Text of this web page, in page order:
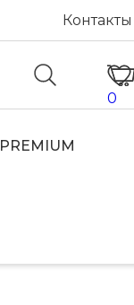
Контакты
0
PREMIUM